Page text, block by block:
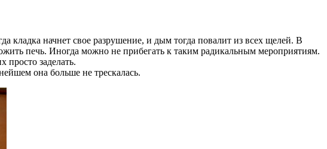
кладка начнет свое разрушение, и дым тогда повалит из всех щелей. В
печь. Иногда можно не прибегать к таким радикальным мероприятиям.
просто заделать.
она больше не трескалась.